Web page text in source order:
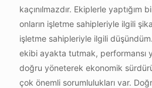
kaçınılmazdır. Ekiplerle yaptığım
onların işletme sahipleriyle ilgili
işletme sahipleriyle ilgili
ekibi ayakta tutmak, performansı
doğru yöneterek ekonomik
çok önemli sorumlulukları var.